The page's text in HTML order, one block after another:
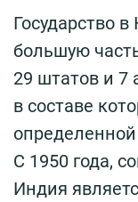
Государство
большую
29 штатов и 7
в составе
С 1950 года,
Индия